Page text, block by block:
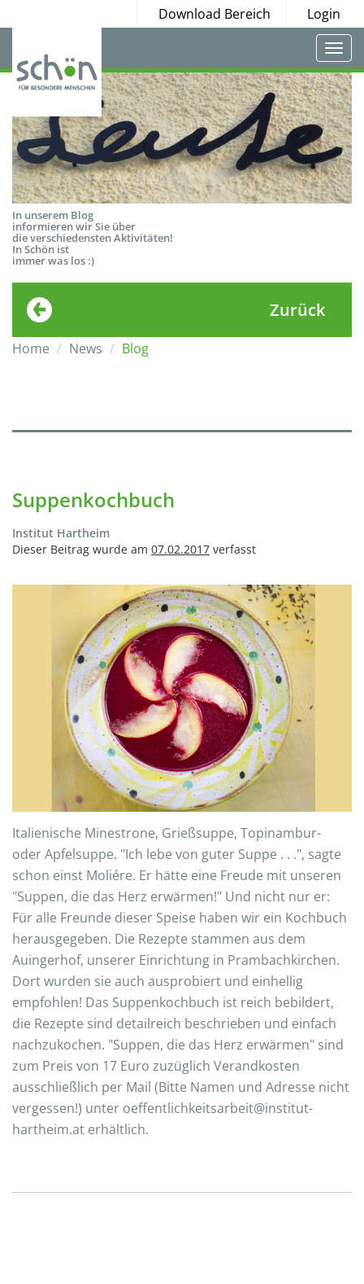
Download Bereich Login
In unserem Blog
informieren wir Sie über
die verschiedensten Aktivitäten!
In Schön ist
immer was los :)
Zurück
Home News Blog
Suppenkochbuch
Institut Hartheim
Dieser Beitrag wurde am 07.02.2017 verfasst
Italienische Minestrone, Grießsuppe, Topinambur-
oder Apfelsuppe. "Ich lebe von guter Suppe . . .", sagte
schon einst Moliére. Er hätte eine Freude mit unseren
"Suppen, die das Herz erwärmen!" Und nicht nur er:
Für alle Freunde dieser Speise haben wir ein Kochbuch
herausgegeben. Die Rezepte stammen aus dem
Auingerhof, unserer Einrichtung in Prambachkirchen.
Dort wurden sie auch ausprobiert und einhellig
empfohlen! Das Suppenkochbuch ist reich bebildert,
die Rezepte sind detailreich beschrieben und einfach
nachzukochen. "Suppen, die das Herz erwärmen" sind
zum Preis von 17 Euro zuzüglich Verandkosten
ausschließlich per Mail (Bitte Namen und Adresse nicht
vergessen!) unter oeffentlichkeitsarbeit@institut-
hartheim.at erhältlich.